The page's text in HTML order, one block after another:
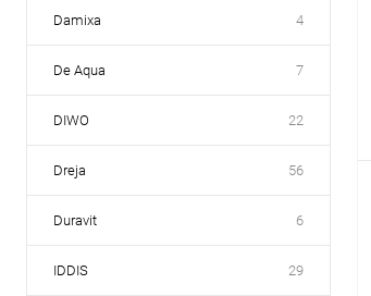
Damixa 4
De Aqua 7
DIWO 22
Dreja 56
Duravit 6
IDDIS 29